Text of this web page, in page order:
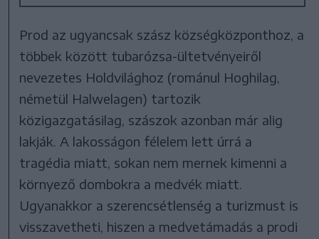
Prod az ugyancsak szász községközponthoz, a
többek között tubarózsa-ültetvényeiről
nevezetes Holdvilághoz (románul Hoghilag,
németül Halwelagen) tartozik
közigazgatásilag, szászok azonban már alig
lakják. A lakosságon félelem lett úrrá a
tragédia miatt, sokan nem mernek kimenni a
környező dombokra a medvék miatt.
Ugyanakkor a szerencsétlenség a turizmust is
visszavetheti, hiszen a medvetámadás a prodi